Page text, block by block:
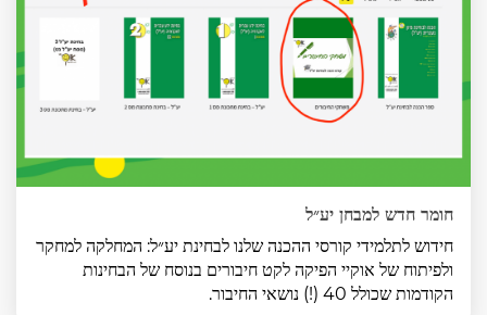
חומר חדש למבחן יע״ל
חידוש לתלמידי קורסי ההכנה שלנו לבחינת יע״ל: המחלקה למחקר
ולפיתוח של אוקיי הפיקה לקט חיבורים בנוסח של הבחינות
הקודמות שכולל 40 (!) נושאי החיבור.